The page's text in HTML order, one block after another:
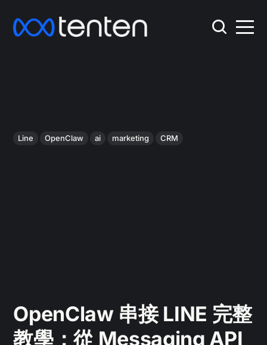
Line OpenClaw ai marketing CRM
OpenClaw 串接 LINE 完整
教學：從 Messaging API